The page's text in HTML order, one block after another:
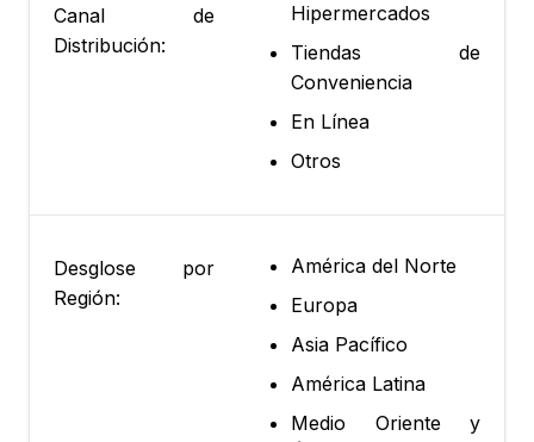
Canal de
Distribución:
Hipermercados
Tiendas de
Conveniencia
En Línea
Otros
Desglose por
Región:
América del Norte
Europa
Asia Pacífico
América Latina
Medio Oriente y